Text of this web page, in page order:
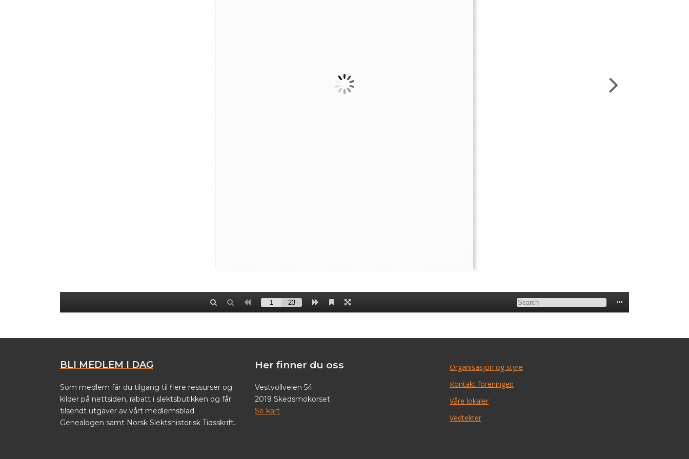
BLI MEDLEM I DAG
Som medlem får du tilgang til flere ressurser og
kilder på nettsiden, rabatt i slektsbutikken og får
tilsendt utgaver av vårt medlemsblad
Genealogen samt Norsk Slektshistorisk Tidsskrift.
Her finner du oss
Vestvollveien 54
2019 Skedsmokorset
Se kart
Organisasjon og styre
Kontakt foreningen
Våre lokaler
Vedtekter